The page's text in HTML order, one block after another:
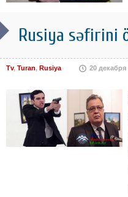
Rusiya səfirini
Tv, Turan, Rusiya 20 декабря